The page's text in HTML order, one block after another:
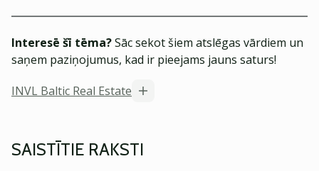
Interesē šī tēma?Sāc sekot šiem atslēgas vārdiem un
saņem paziņojumus, kad ir pieejams jauns saturs!
INVL Baltic Real Estate
SAISTĪTIE RAKSTI